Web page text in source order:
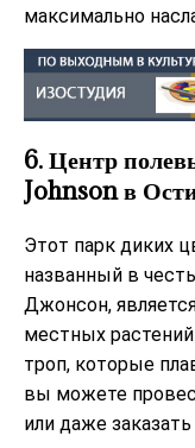
максимально
6. Центр
Johnson в
Этот парк диких
названный в
Джонсон,
местных
троп, которые
вы можете
или даже